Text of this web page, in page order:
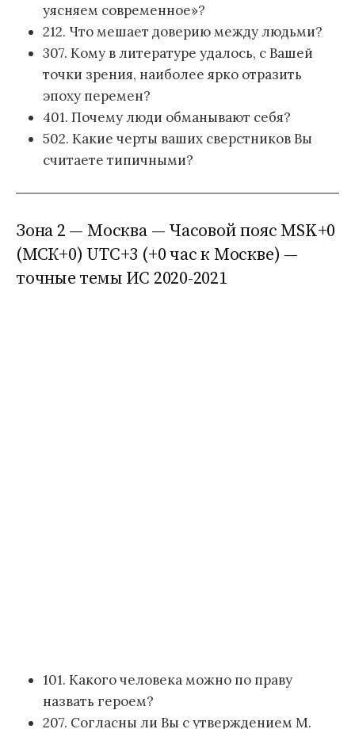
уясняем современное»?
212. Что мешает доверию между людьми?
307. Кому в литературе удалось, с Вашей
точки зрения, наиболее ярко отразить
эпоху перемен?
401. Почему люди обманывают себя?
502. Какие черты ваших сверстников Вы
считаете типичными?
Зона 2 — Москва — Часовой пояс MSK+0
(МСК+0) UTC+3 (+0 час к Москве) —
точные темы ИС 2020-2021
101. Какого человека можно по праву
назвать героем?
207. Согласны ли Вы с утверждением М.